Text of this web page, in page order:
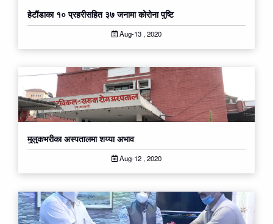
हेटौंडाका १० प्रहरीसहित ३७ जनामा कोरोना पुष्टि
Aug-13 , 2020
मुलुकभरीका अस्पतालमा शय्या अभाव
Aug-12 , 2020